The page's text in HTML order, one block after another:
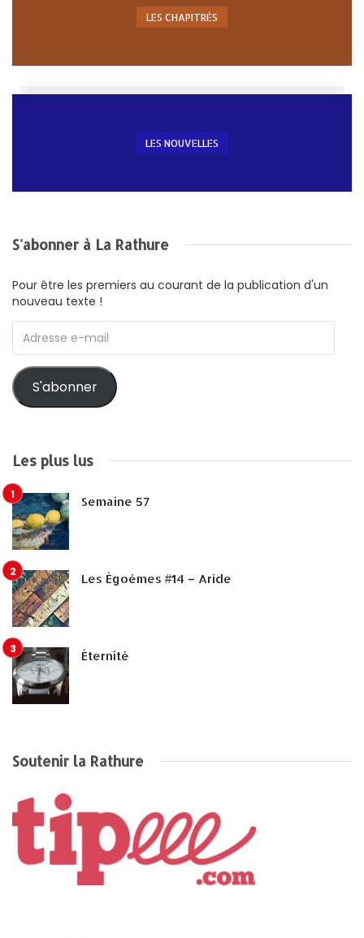
LES CHAPITRÉS
LES NOUVELLES
S'abonner à La Rathure
Pour être les premiers au courant de la publication d'un
nouveau texte !
e-
S'abonner
Les plus lus
Semaine 57
Les Égoèmes #14 – Aride
Éternité
Soutenir la Rathure